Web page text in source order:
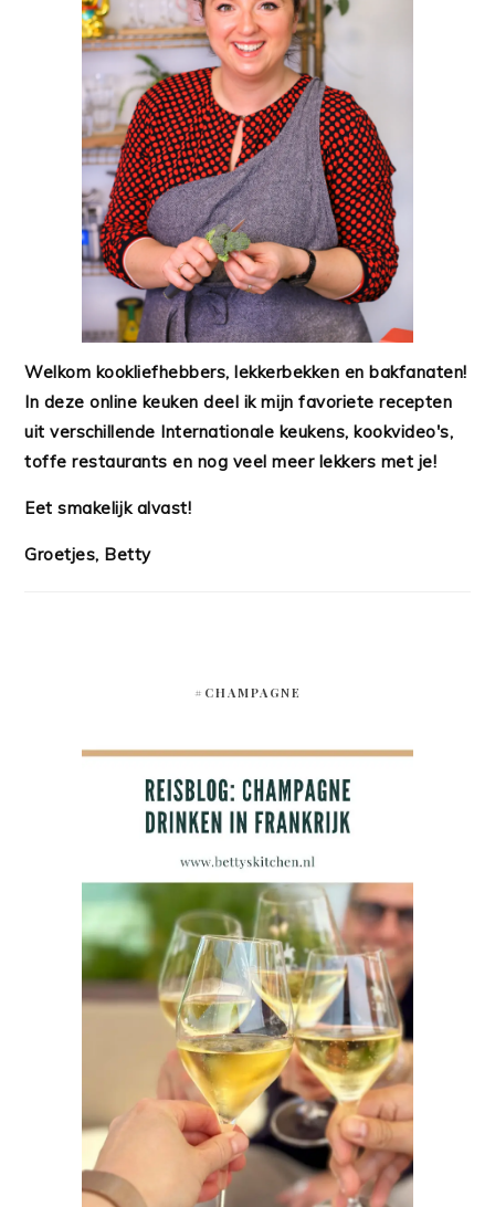
Welkom kookliefhebbers, lekkerbekken en bakfanaten!
In deze online keuken deel ik mijn favoriete recepten
uit verschillende Internationale keukens, kookvideo's,
toffe restaurants en nog veel meer lekkers met je!
Eet smakelijk alvast!
Groetjes, Betty
#CHAMPAGNE